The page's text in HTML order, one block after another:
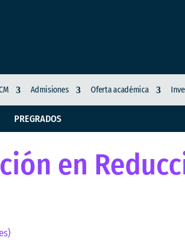
Admisiones Oferta académica
PREGRADOS
en